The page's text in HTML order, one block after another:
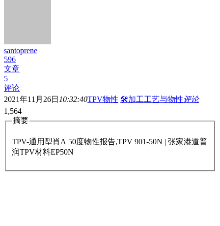
santoprene
596
文章
5
评论
2021年11月26日 10:32:40TPV物性 🛠️加工工艺与物性评论
1,564
摘要
TPV-通用型肖A 50度物性报告,TPV 901-50N | 张家港道普
润TPV材料EP50N